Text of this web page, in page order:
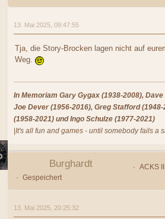
13. Mai 2025, 09:47:55
Tja, die Story-Brocken lagen nicht auf
Weg.
In Memoriam Gary Gygax (1938-2008),
Joe Dever (1956-2016), Greg Stafford
(1958-2021) und Ingo Schulze (1977-2021)
It's all fun and games - until somebody fails a
Burghardt
ACKS
Gespeichert
13. Mai 2025, 20:25:32